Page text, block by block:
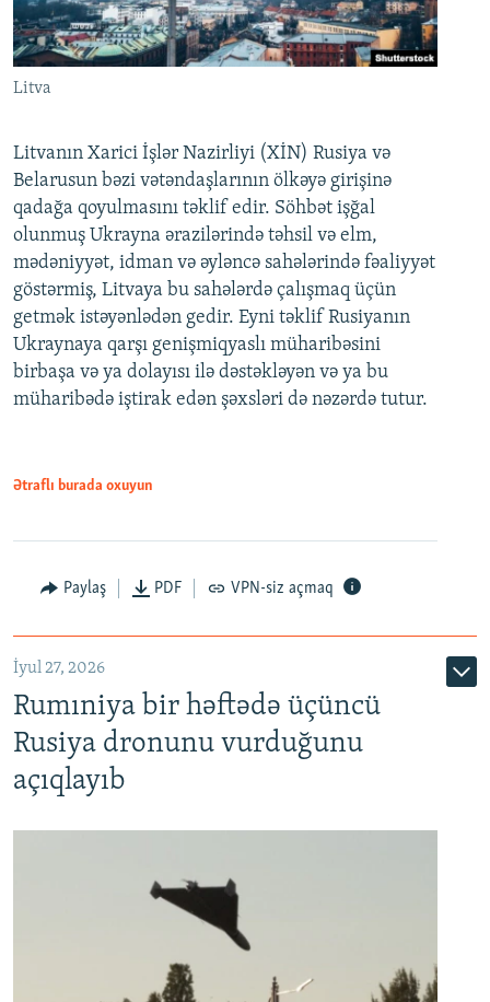
Litva
Litvanın Xarici İşlər Nazirliyi (XİN) Rusiya və
Belarusun bəzi vətəndaşlarının ölkəyə girişinə
qadağa qoyulmasını təklif edir. Söhbət işğal
olunmuş Ukrayna ərazilərində təhsil və elm,
mədəniyyət, idman və əyləncə sahələrində fəaliyyət
göstərmiş, Litvaya bu sahələrdə çalışmaq üçün
getmək istəyənlədən gedir. Eyni təklif Rusiyanın
Ukraynaya qarşı genişmiqyaslı müharibəsini
birbaşa və ya dolayısı ilə dəstəkləyən və ya bu
müharibədə iştirak edən şəxsləri də nəzərdə tutur.
Ətraflı burada oxuyun
Paylaş PDF VPN-siz açmaq
İyul 27, 2026
Rumıniya bir həftədə üçüncü
Rusiya dronunu vurduğunu
açıqlayıb